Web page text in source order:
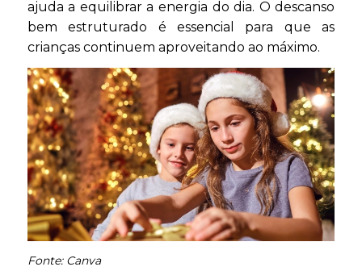
ajuda a equilibrar a energia do dia. O descanso
bem estruturado é essencial para que as
crianças continuem aproveitando ao máximo.
Fonte: Canva